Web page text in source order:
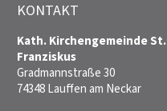
KONTAKT
Kath. Kirchengemeinde St.
Franziskus
Gradmannstraße 30
74348 Lauffen am Neckar